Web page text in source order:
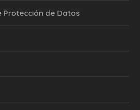
Protección de Datos